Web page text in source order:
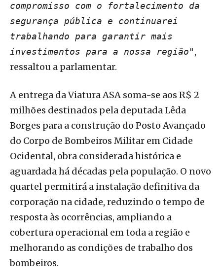
compromisso com o fortalecimento da
segurança pública e continuarei
trabalhando para garantir mais
investimentos para a nossa região",
ressaltou a parlamentar.
A entrega da Viatura ASA soma-se aos R$ 2
milhões destinados pela deputada Lêda
Borges para a construção do Posto Avançado
do Corpo de Bombeiros Militar em Cidade
Ocidental, obra considerada histórica e
aguardada há décadas pela população. O novo
quartel permitirá a instalação definitiva da
corporação na cidade, reduzindo o tempo de
resposta às ocorrências, ampliando a
cobertura operacional em toda a região e
melhorando as condições de trabalho dos
bombeiros.